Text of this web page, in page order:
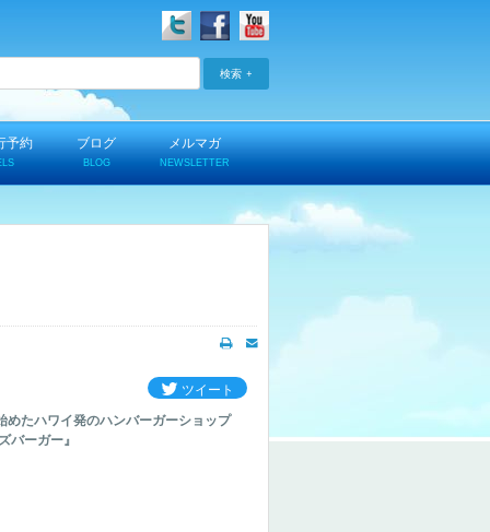
検索
予約 ブログ
BLOG
メルマガ
NEWSLETTER
めたハワイ発のハンバーガーショップ
バーガー』
ツイート